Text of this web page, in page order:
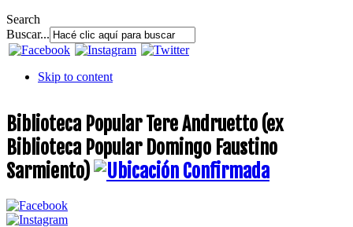
Search
Buscar...
Skip to content
Biblioteca Popular Tere Andruetto (ex
Biblioteca Popular Domingo Faustino
Sarmiento)